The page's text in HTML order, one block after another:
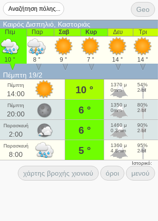
Geo
Καιρός Δισπηλιό, Καστοριάς
Πεμ
10 °
Παρ
8 °
Σαβ
9 °
Κυρ
7 °
Δευ
14 °
Τρι
14 °
Πέμπτη 19/2
Πέμπτη
14:00 10 °
1370 μ
0mm
54%
2 bf
Πέμπτη
20:00 6 °
1350 μ
0mm
80%
2 bf
Παρασκευή
2:00 6 °
1460 μ
0.3mm
90%
2 bf
Παρασκευή
8:00 5 °
1360 μ
4.8mm
95%
2 bf
Ιστορικό:
χάρτης βροχής χιονιού όροι μενού